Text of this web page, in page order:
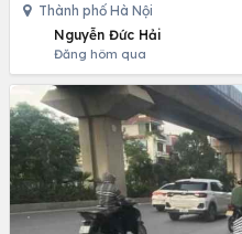
Thành phố Hà Nội
Nguyễn Đức Hải
Đăng hôm qua